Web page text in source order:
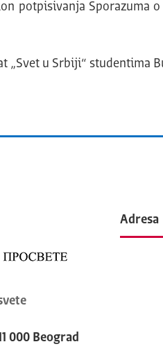
potpisivanja
„Svet u Srbiji“
000 Beograd
Adresa